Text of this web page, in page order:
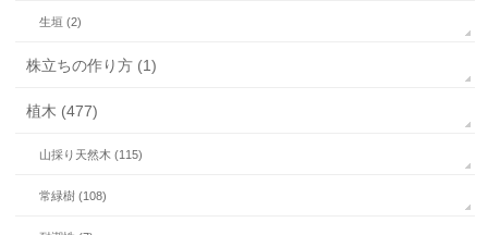
生垣 (2)
株立ちの作り方 (1)
植木 (477)
山採り天然木 (115)
常緑樹 (108)